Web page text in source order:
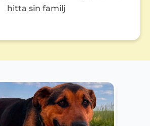
hitta sin familj